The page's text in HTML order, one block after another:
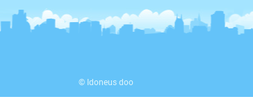
© Idoneus doo